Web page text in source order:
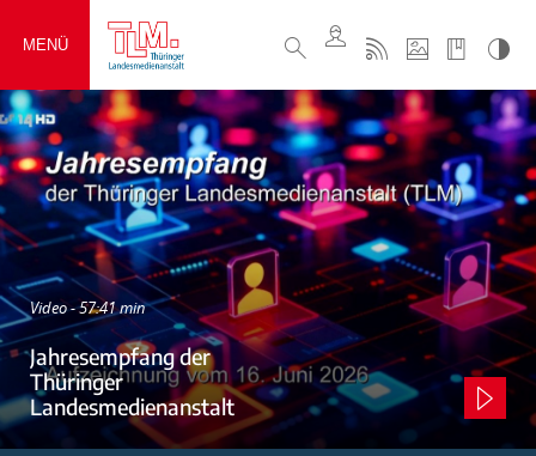
MENÜ
Video - 57:41 min
Jahresempfang der
Thüringer
Landesmedienanstalt